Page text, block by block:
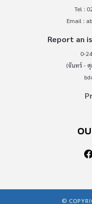
Tel :
Email :
Report an
0-
(จันทร์ - ศุ
©